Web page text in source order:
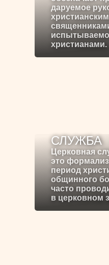
даруемое
христианами.
СЛУЖБА
Церковная
это
период
общинного
часто
в церковном